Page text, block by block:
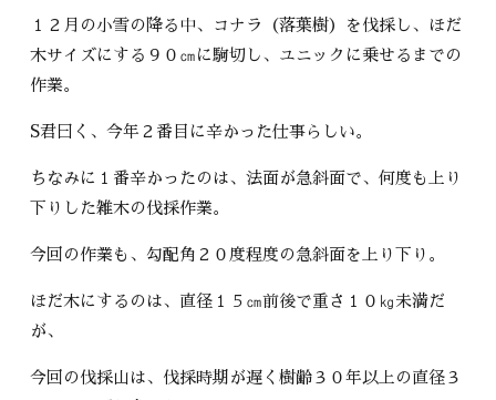
１２月の小雪の降る中、コナラ（落葉樹）を伐採し、ほだ
木サイズにする９０㎝に駒切し、ユニックに乗せるまでの
作業。
S君曰く、今年２番目に辛かった仕事らしい。
ちなみに１番辛かったのは、法面が急斜面で、何度も上り
下りした雑木の伐採作業。
今回の作業も、勾配角２０度程度の急斜面を上り下り。
ほだ木にするのは、直径１５㎝前後で重さ１０㎏未満だ
が、
今回の伐採山は、伐採時期が遅く樹齢３０年以上の直径３